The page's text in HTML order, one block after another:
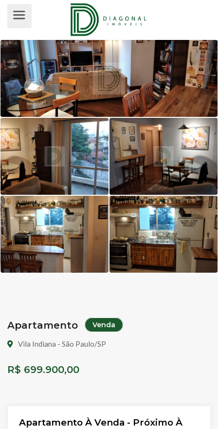
APARTAMENTO PARA VENDA,
Apartamento Venda
Vila Indiana - São Paulo/SP
R$ 699.900,00
Apartamento À Venda - Próximo À